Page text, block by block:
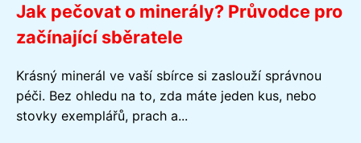
Jak pečovat o minerály? Průvodce pro
začínající sběratele
Krásný minerál ve vaší sbírce si zaslouží správnou
péči. Bez ohledu na to, zda máte jeden kus, nebo
stovky exemplářů, prach a...